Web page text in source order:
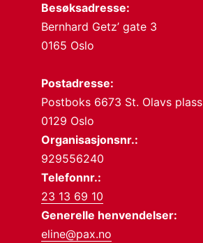
Besøksadresse:
Bernhard Getz’ gate 3
0165 Oslo
Postadresse:
Postboks 6673 St. Olavs plass
0129 Oslo
Organisasjonsnr.:
929556240
Telefonnr.:
23 13 69 10
Generelle henvendelser:
eline@pax.no